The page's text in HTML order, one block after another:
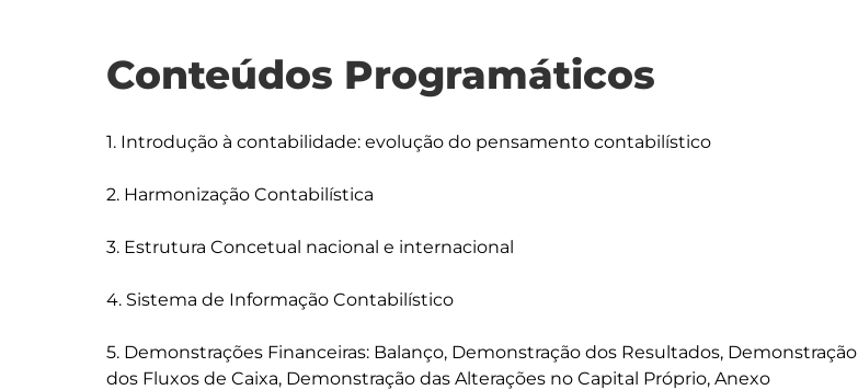
Conteúdos Programáticos
1. Introdução à contabilidade: evolução do pensamento contabilístico
2. Harmonização Contabilística
3. Estrutura Concetual nacional e internacional
4. Sistema de Informação Contabilístico
5. Demonstrações Financeiras: Balanço, Demonstração dos Resultados, Demonstração
dos Fluxos de Caixa, Demonstração das Alterações no Capital Próprio, Anexo